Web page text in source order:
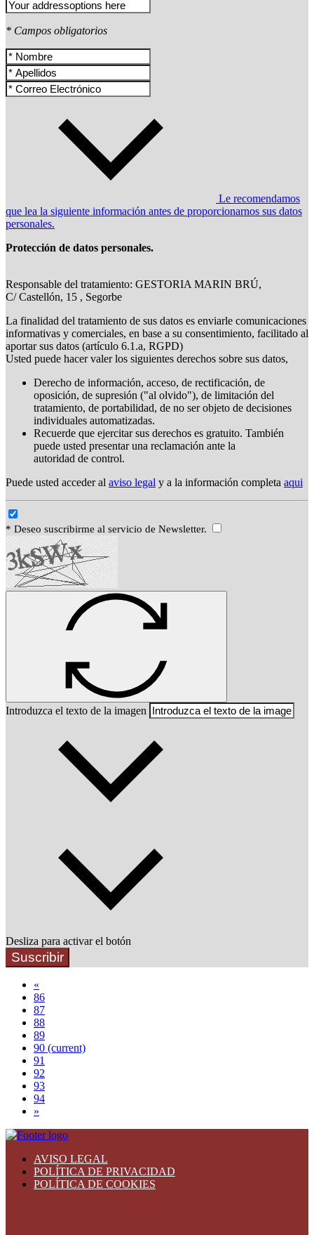
* Campos obligatorios
Le recomendamos
que lea la siguiente información antes de proporcionarnos sus datos
personales.
Protección de datos personales.
Responsable del tratamiento: GESTORIA MARIN BRÚ,
C/ Castellón, 15 , Segorbe
La finalidad del tratamiento de sus datos es enviarle comunicaciones
informativas y comerciales, en base a su consentimiento, facilitado al
aportar sus datos (artículo 6.1.a, RGPD)
Usted puede hacer valer los siguientes derechos sobre sus datos,
Derecho de información, acceso, de rectificación, de
oposición, de supresión ("al olvido"), de limitación del
tratamiento, de portabilidad, de no ser objeto de decisiones
individuales automatizadas.
Recuerde que ejercitar sus derechos es gratuito. También
puede usted presentar una reclamación ante la
autoridad de control.
Puede usted acceder al aviso legal y a la información completa aqui
* Deseo suscribirme al servicio de Newsletter.
Introduzca el texto de la imagen
Desliza para activar el botón
Suscribir
«
86
87
88
89
90 (current)
91
92
93
94
»
AVISO LEGAL
POLÍTICA DE PRIVACIDAD
POLÍTICA DE COOKIES